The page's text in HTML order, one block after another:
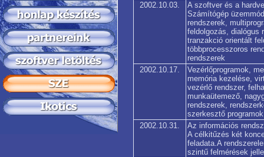
2002.10.03.
A szoftver és a
Számítógép
rendszerek,
feldolgozás, dialógus
tranzakció orientált
többprocesszoros
rendszerek
2002.10.17.
Vezérlőprogramok,
memória kezelése,
vezérlő rendszer,
munkaütemező,
rendszerek,
szerkesztő programok
2002.10.31.
Az információs
A célkitűzés két
feladata.A
szintű felmérések